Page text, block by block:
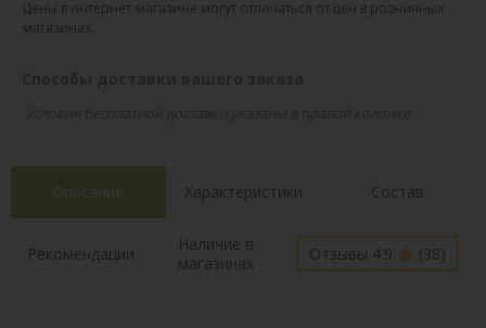
Цены в интернет-магазине могут отличаться от цен в розничных
магазинах.
Описание Характеристики Состав
Рекомендации
Наличие в
магазинах
Отзывы 4.9 (38)